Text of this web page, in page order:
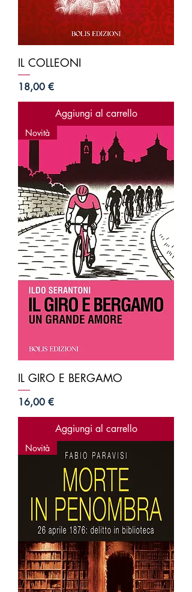
IL COLLEONI
Prezzo
18,00 €
Aggiungi al carrello
Novità
IL GIRO E BERGAMO
Prezzo
16,00 €
Aggiungi al carrello
Novità